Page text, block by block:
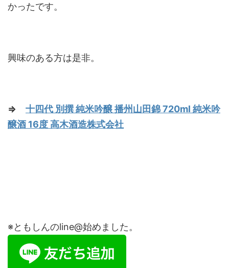
かったです。
興味のある方は是非。
⇒ 十四代 別撰 純米吟醸 播州山田錦 720ml 純米吟
醸酒 16度 高木酒造株式会社
※ともしんのline@始めました。